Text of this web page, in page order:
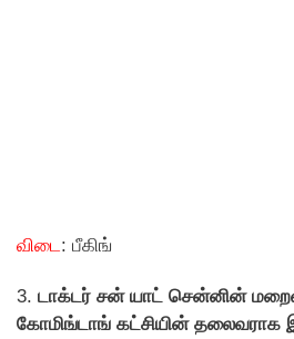
விடை: பீகிங்
3. டாக்டர் சன் யாட் சென்னின்
கோமிங்டாங் கட்சியின் தலைவராக